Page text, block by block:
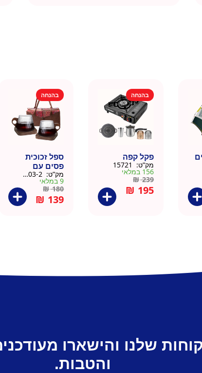
בהנחה
פקל קפה
מק”ט:
156 במלאי
₪239
₪ 195
בהנחה
ספל זכוכית
פסים עם
תחתית וידית עץ
– מארז 2 יח
מק”ט:
9 במלאי
₪180
₪ 139
שלנו והישארו
והטבות.